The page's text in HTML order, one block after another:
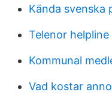
Kända svenska
Telenor helpline
Kommunal
Vad kostar